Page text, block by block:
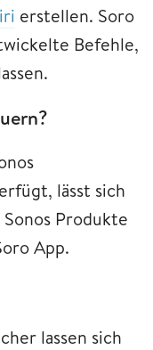
erstellen. Soro
Befehle,
lässt sich
Produkte
App.
lassen sich